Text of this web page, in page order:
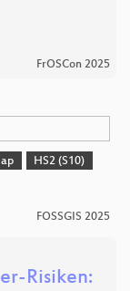
FrOSCon 2025
HS2 (S10)
FOSSGIS 2025
Risiken: